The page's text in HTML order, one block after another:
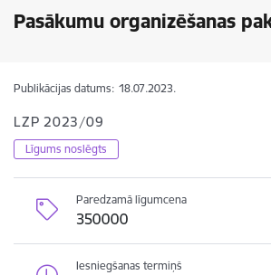
Pasākumu organizēšanas
Publikācijas datums: 18.07.2023.
LZP 2023/09
Līgums noslēgts
Paredzamā līgumcena
350000
Iesniegšanas termiņš